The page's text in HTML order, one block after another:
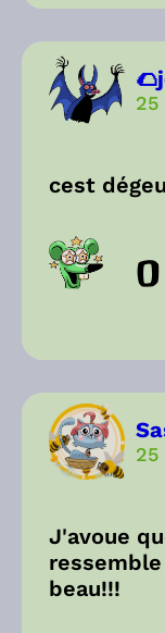
25
cest
0
25
J'avoue
beau!!!